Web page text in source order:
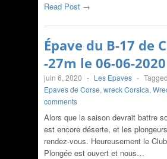
Read Post →
Épave du B-17 de
-27m le 06-06-2020
juin 6, 2020 - Les Epaves -
Epaves de Corse, wreck Corsica,
comments
Alors que la saison devrait battre
est encore déserte, et les
rendez-vous. Heureusement le
Plongée est ouvert et nous…